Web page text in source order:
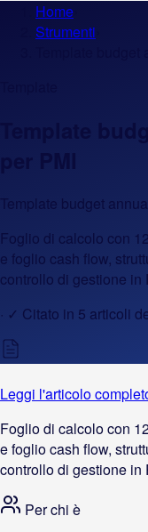
Home
Strumenti
Template
per PMI
Template budget
Foglio di calcolo con
e foglio cash flow,
controllo di gestione in
· ✓ Citato in 5 articoli
Leggi l'articolo
Foglio di calcolo con
e foglio cash flow,
controllo di gestione in
Per chi è